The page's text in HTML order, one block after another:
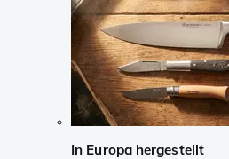
In Europa hergestellt